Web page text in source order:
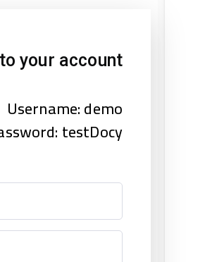
your account
Username: demo
testDocy